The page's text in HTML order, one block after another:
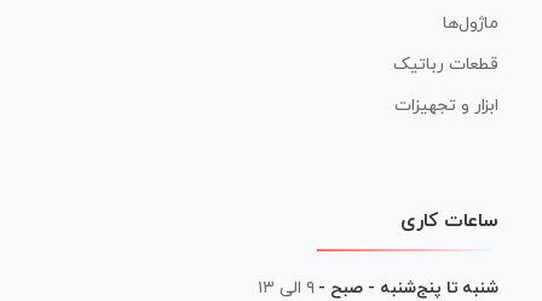
ماژول‌ها
قطعات رباتیک
ابزار و تجهیزات
ساعات کاری
شنبه تا پنج‌شنبه - صبح - ۹ الی ۱۳